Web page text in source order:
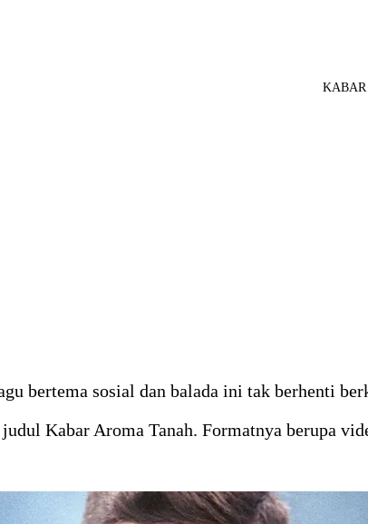
KABAR
bertema sosial dan balada ini tak berhenti
Kabar Aroma Tanah. Formatnya berupa